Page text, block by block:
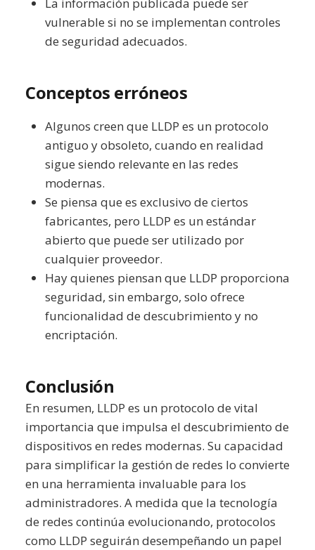
vulnerable si no se implementan controles
de seguridad adecuados.
Conceptos erróneos
Algunos creen que LLDP es un protocolo
antiguo y obsoleto, cuando en realidad
sigue siendo relevante en las redes
modernas.
Se piensa que es exclusivo de ciertos
fabricantes, pero LLDP es un estándar
abierto que puede ser utilizado por
cualquier proveedor.
Hay quienes piensan que LLDP proporciona
seguridad, sin embargo, solo ofrece
funcionalidad de descubrimiento y no
encriptación.
Conclusión
En resumen, LLDP es un protocolo de vital
importancia que impulsa el descubrimiento de
dispositivos en redes modernas. Su capacidad
para simplificar la gestión de redes lo convierte
en una herramienta invaluable para los
administradores. A medida que la tecnología
de redes continúa evolucionando, protocolos
como LLDP seguirán desempeñando un papel